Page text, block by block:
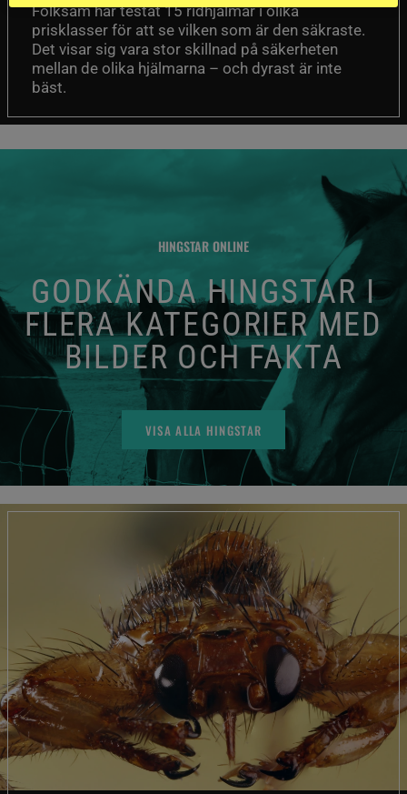
Folksam har testat 15 ridhjälmar i olika
prisklasser för att se vilken som är den säkraste.
Det visar sig vara stor skillnad på säkerheten
mellan de olika hjälmarna – och dyrast är inte
bäst.
HINGSTAR ONLINE
GODKÄNDA HINGSTAR I
FLERA KATEGORIER MED
BILDER OCH FAKTA
VISA ALLA HINGSTAR